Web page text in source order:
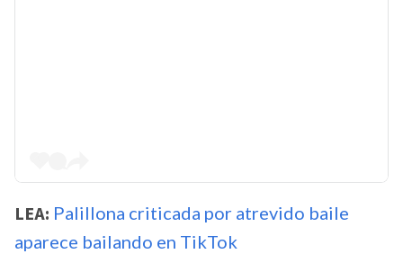
LEA: Palillona criticada por atrevido baile
aparece bailando en TikTok